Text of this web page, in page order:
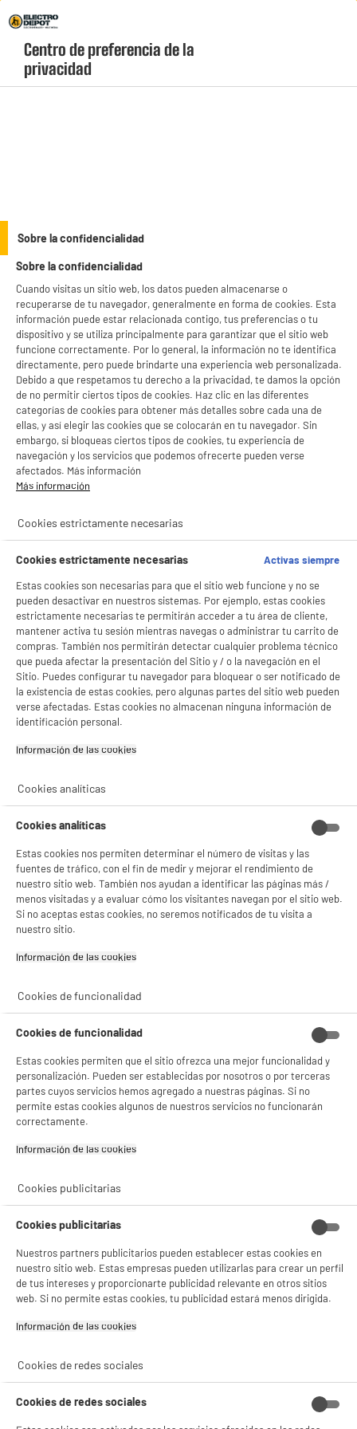
Menú
geolocation-header-icon-text
account
METROPOLE Clásico
product_anchor_characteristics
9€95
14,21€ / KG
Comprados juntos habitualmente
Bolsa 100 monodosis
Senseo METROPOLE
Características
Marca
Utilización
Bolsa de 100 monodosis en
Compatible con Máquinas Senseo
Nombre del fabricante,
nombre de la empresa o marca
BEYERS KOFFIE
correo electrónico INFO@BEYERS.EU
BIENVENIDO a ELECTRO
DEPOT
y sus socios utilizan cookies que procesan tus datos personales para:
- compartir contenido adaptado a tus preferencias
- ofrecer publicidad y comunicaciones personalizadas
- facilitar el intercambio de contenido en las redes sociales
- analizar el tráfico en nuestro sitio web Consulta la política de cookies.
Consulta la política de cookies..
Si aceptas, la experiencia será aún mejor. Si no acepta, se utilizarán cookies
estadísticas anónimas basadas en tu navegación. Puedes oponerte a su uso
¡Buena visita!
Centro de preferencia de la
privacidad
Sobre la confidencialidad
Sobre la confidencialidad
Cuando visitas un sitio web, los datos pueden almacenarse o
recuperarse de tu navegador, generalmente en forma de cookies. Esta
información puede estar relacionada contigo, tus preferencias o tu
dispositivo y se utiliza principalmente para garantizar que el sitio web
funcione correctamente. Por lo general, la información no te identifica
directamente, pero puede brindarte una experiencia web personalizada.
Debido a que respetamos tu derecho a la privacidad, te damos la opción
de no permitir ciertos tipos de cookies. Haz clic en las diferentes
categorías de cookies para obtener más detalles sobre cada una de
ellas, y así elegir las cookies que se colocarán en tu navegador. Sin
embargo, si bloqueas ciertos tipos de cookies, tu experiencia de
navegación y los servicios que podemos ofrecerte pueden verse
afectados. Más información
Más información
Cookies estrictamente necesarias
Cookies estrictamente necesarias
Activas siempre
Estas cookies son necesarias para que el sitio web funcione y no se
pueden desactivar en nuestros sistemas. Por ejemplo, estas cookies
estrictamente necesarias te permitirán acceder a tu área de cliente,
mantener activa tu sesión mientras navegas o administrar tu carrito de
compras. También nos permitirán detectar cualquier problema técnico
que pueda afectar la presentación del Sitio y / o la navegación en el
Sitio. Puedes configurar tu navegador para bloquear o ser notificado de
la existencia de estas cookies, pero algunas partes del sitio web pueden
verse afectadas. Estas cookies no almacenan ninguna información de
identificación personal.
Información de las cookies‎
Cookies analíticas
Cookies analíticas
Estas cookies nos permiten determinar el número de visitas y las
fuentes de tráfico, con el fin de medir y mejorar el rendimiento de
nuestro sitio web. También nos ayudan a identificar las páginas más /
menos visitadas y a evaluar cómo los visitantes navegan por el sitio web.
Si no aceptas estas cookies, no seremos notificados de tu visita a
nuestro sitio.
Información de las cookies‎
Cookies de funcionalidad
Cookies de funcionalidad
Estas cookies permiten que el sitio ofrezca una mejor funcionalidad y
personalización. Pueden ser establecidas por nosotros o por terceras
partes cuyos servicios hemos agregado a nuestras páginas. Si no
permite estas cookies algunos de nuestros servicios no funcionarán
correctamente.
Información de las cookies‎
Cookies publicitarias
Cookies publicitarias
Nuestros partners publicitarios pueden establecer estas cookies en
nuestro sitio web. Estas empresas pueden utilizarlas para crear un perfil
de tus intereses y proporcionarte publicidad relevante en otros sitios
web. Si no permite estas cookies, tu publicidad estará menos dirigida.
Información de las cookies‎
Cookies de redes sociales
Cookies de redes sociales